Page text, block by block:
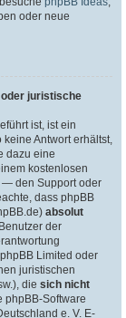
oder neue
juristische
ist, ist ein
Antwort erhältst,
dazu eine
kostenlosen
— den Support oder
dass phpBB
absolut
der
Limited oder
juristischen
die sich nicht
phpBB-Software
e. V. E-